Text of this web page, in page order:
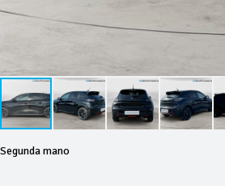
Segunda mano